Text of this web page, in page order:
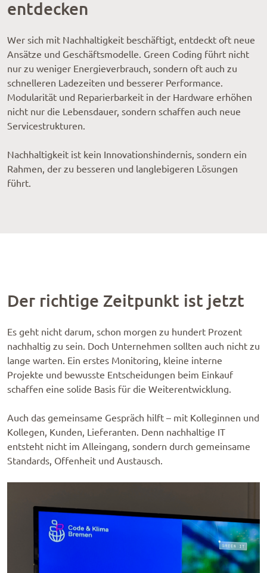
entdecken
Wer sich mit Nachhaltigkeit beschäftigt, entdeckt oft neue
Ansätze und Geschäftsmodelle. Green Coding führt nicht
nur zu weniger Energieverbrauch, sondern oft auch zu
schnelleren Ladezeiten und besserer Performance.
Modularität und Reparierbarkeit in der Hardware erhöhen
nicht nur die Lebensdauer, sondern schaffen auch neue
Servicestrukturen.
Nachhaltigkeit ist kein Innovationshindernis, sondern ein
Rahmen, der zu besseren und langlebigeren Lösungen
führt.
Der richtige Zeitpunkt ist jetzt
Es geht nicht darum, schon morgen zu hundert Prozent
nachhaltig zu sein. Doch Unternehmen sollten auch nicht zu
lange warten. Ein erstes Monitoring, kleine interne
Projekte und bewusste Entscheidungen beim Einkauf
schaffen eine solide Basis für die Weiterentwicklung.
Auch das gemeinsame Gespräch hilft – mit Kolleginnen und
Kollegen, Kunden, Lieferanten. Denn nachhaltige IT
entsteht nicht im Alleingang, sondern durch gemeinsame
Standards, Offenheit und Austausch.